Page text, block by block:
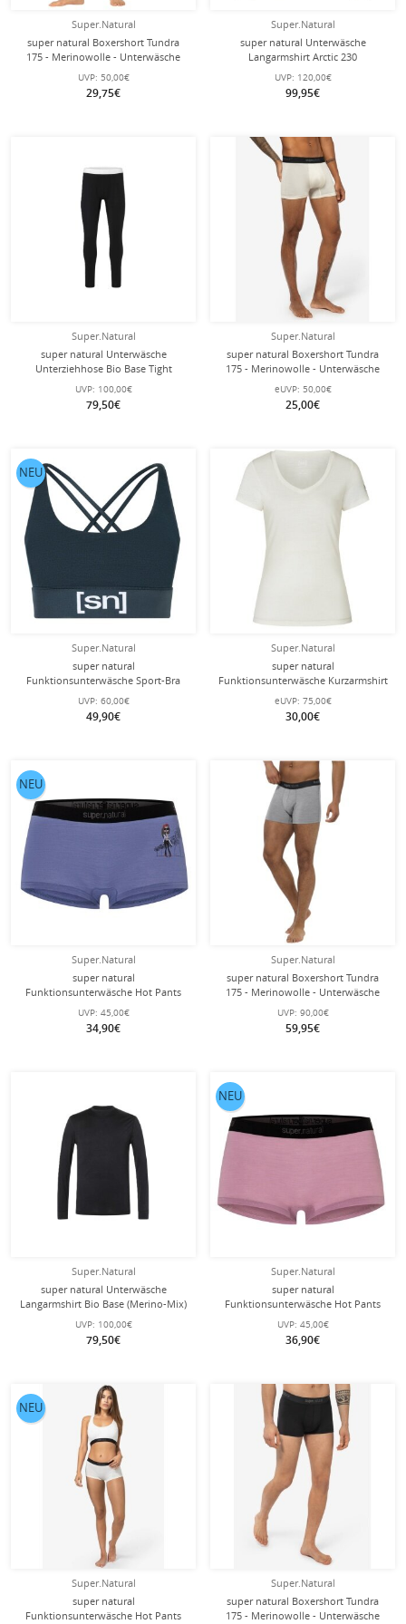
Super.Natural
super natural Boxershort Tundra
175 - Merinowolle - Unterwäsche
Chinois grün Herren - 1 Stück
UVP: 50,00€
29,75€
Super.Natural
super natural Unterwäsche
Langarmshirt Arctic 230
(Merionwolle, maximale
Wärmeleistung) schwarz Herren
UVP: 120,00€
99,95€
Super.Natural
super natural Unterwäsche
Unterziehhose Bio Base Tight
(Merino-Mix) schwarz Herren
UVP: 100,00€
79,50€
Super.Natural
super natural Boxershort Tundra
175 - Merinowolle - Unterwäsche
weiss Herren - 1 Stück
eUVP: 50,00€
25,00€
Super.Natural
super natural
Funktionsunterwäsche Sport-Bra
Super Top (angenehmer
Tragekomfort) dunkelblau Damen
UVP: 60,00€
49,90€
NEU
Super.Natural
super natural
Funktionsunterwäsche Kurzarmshirt
V-Neck Sierra 140 Tee (Merino-Mix)
weiss Damen
eUVP: 75,00€
30,00€
Super.Natural
super natural
Funktionsunterwäsche Hot Pants
Hipsy Hipster (Merinowolle)
violett/blau Damen
UVP: 45,00€
34,90€
NEU
Super.Natural
super natural Boxershort Tundra
175 - Merinowolle - Unterwäsche
grau Herren - 2 Stück
UVP: 90,00€
59,95€
Super.Natural
super natural Unterwäsche
Langarmshirt Bio Base (Merino-Mix)
schwarz Herren
UVP: 100,00€
79,50€
Super.Natural
super natural
Funktionsunterwäsche Hot Pants
Tundra 175 Boyfriend Hipster
(Merinowolle) mauve pink Damen
UVP: 45,00€
36,90€
NEU
Super.Natural
super natural
Funktionsunterwäsche Hot Pants
NEU
Super.Natural
super natural Boxershort Tundra
175 - Merinowolle - Unterwäsche